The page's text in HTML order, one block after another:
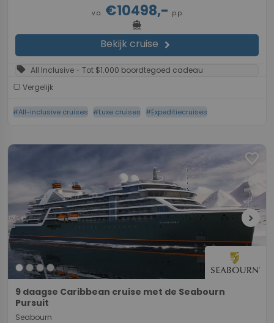
v.a.€10498,- p.p.
directions_boat
Bekijk cruise chevron_right
sell All Inclusive - Tot $1.000 boordtegoed cadeau
Vergelijk
#All-inclusive cruises #Luxe cruises #Expeditiecruises
favorite
chevron_right
9 daagse Caribbean cruise met de Seabourn
Pursuit
Seabourn